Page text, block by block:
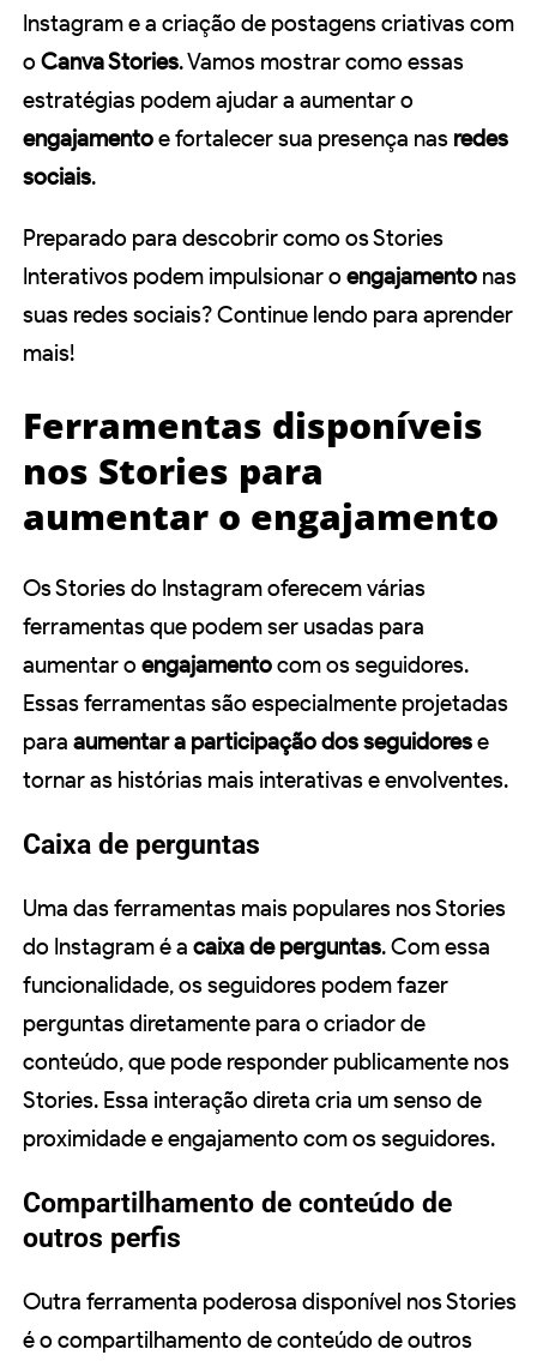
Instagram e a criação de postagens criativas com
o Canva Stories. Vamos mostrar como essas
estratégias podem ajudar a aumentar o
engajamentoe fortalecer sua presença nas redes
sociais.
Preparado para descobrir como os Stories
Interativos podem impulsionar o engajamento nas
suas redes sociais? Continue lendo para aprender
mais!
Ferramentas disponíveis
nos Stories para
aumentar o engajamento
Os Stories do Instagram oferecem várias
ferramentas que podem ser usadas para
aumentar o engajamentocom os seguidores.
Essas ferramentas são especialmente projetadas
para aumentar a participação dos seguidorese
tornar as histórias mais interativas e envolventes.
Caixa de perguntas
Uma das ferramentas mais populares nos Stories
do Instagram é a caixa de perguntas. Com essa
funcionalidade, os seguidores podem fazer
perguntas diretamente para o criador de
conteúdo, que pode responder publicamente nos
Stories. Essa interação direta cria um senso de
proximidade e engajamento com os seguidores.
Compartilhamento de conteúdo de
outros perfis
Outra ferramenta poderosa disponível nos Stories
é o compartilhamento de conteúdo de outros